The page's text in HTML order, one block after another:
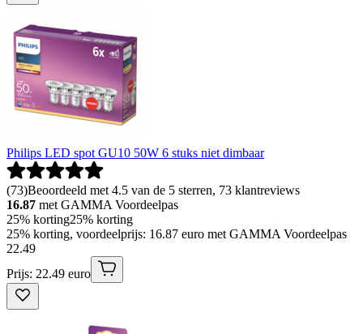
Philips LED spot GU10 50W 6 stuks niet dimbaar
(73)Beoordeeld met 4.5 van de 5 sterren, 73 klantreviews
16.87 met GAMMA Voordeelpas
25% korting25% korting
25% korting, voordeelprijs: 16.87 euro met GAMMA Voordeelpas
22.49
Prijs: 22.49 euro